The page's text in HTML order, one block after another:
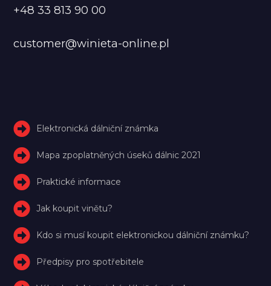
+48 33 813 90 00
customer@winieta-online.pl
Elektronická dálniční známka
Mapa zpoplatněných úseků dálnic 2021
Praktické informace
Jak koupit vinětu?
Kdo si musí koupit elektronickou dálniční známku?
Předpisy pro spotřebitele